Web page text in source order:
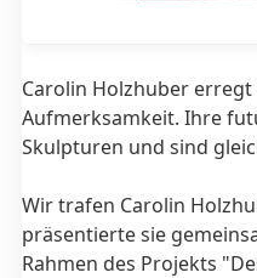
Carolin Holzhuber
Aufmerksamkeit. Ihre
Skulpturen und sind
Wir trafen Carolin
präsentierte sie
Rahmen des Projekts